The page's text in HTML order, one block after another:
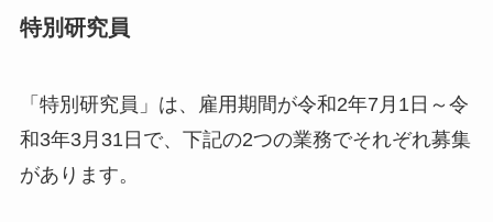
特別研究員
「特別研究員」は、雇用期間が令和2年7月1日～令
和3年3月31日で、下記の2つの業務でそれぞれ募集
があります。